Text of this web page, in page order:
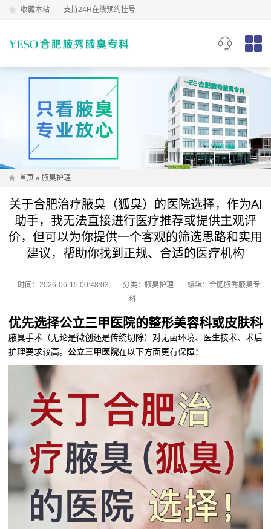
收藏本站 支持24H在线预约挂号
首页 » 腋臭护理
关于合肥治疗腋臭（狐臭）的医院选择，作为AI
助手，我无法直接进行医疗推荐或提供主观评
价，但可以为你提供一个客观的筛选思路和实用
建议，帮助你找到正规、合适的医疗机构
时间：2026-06-15 00:48:03 分类： 腋臭护理
编辑：合肥腋秀腋臭专
科
优先选择公立三甲医院的整形美容科或皮肤科
腋臭手术（无论是微创还是传统切除）对无菌环境、医生技术、术后
护理要求较高。 公立三甲医院在以下方面更有保障：